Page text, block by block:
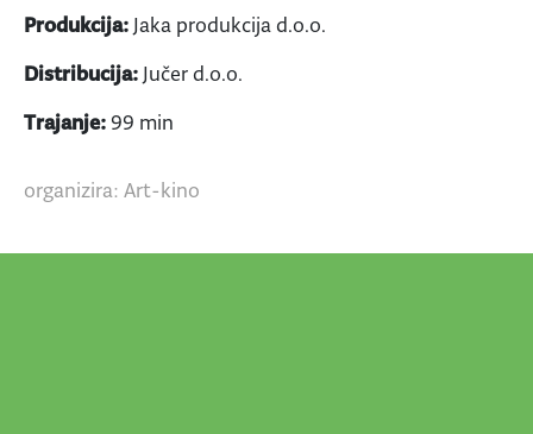
Produkcija: Jaka produkcija d.o.o.
Distribucija: Jučer d.o.o.
Trajanje: 99 min
organizira: Art-kino